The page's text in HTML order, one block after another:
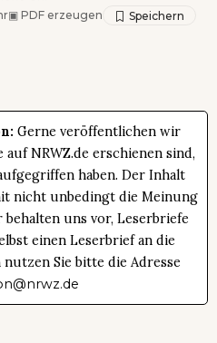
▣ PDF erzeugen
Gerne veröffentlichen wir
NRWZ.de erschienen sind,
haben. Der Inhalt
nicht unbedingt die Meinung
uns vor, Leserbriefe
einen Leserbrief an die
nutzen Sie bitte die Adresse